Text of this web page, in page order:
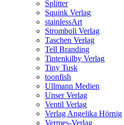
Splitter
Squink Verlag
stainlessArt
Stromboli Verlag
Taschen Verlag
Tell Branding
Tintenkilby Verlag
Tiny Tusk
toonfish
Ullmann Medien
Unser Verlag
Ventil Verlag
Verlag Angelika Hörnig
Vermes-Verlag